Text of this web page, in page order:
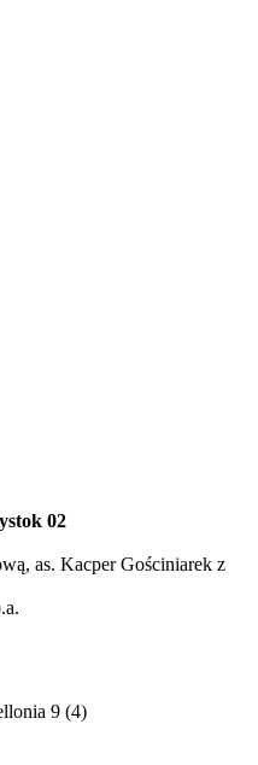
02
as. Kacper Gościniarek z
9 (4)